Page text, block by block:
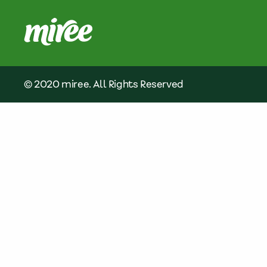
© 2020 miree. All Rights Reserved